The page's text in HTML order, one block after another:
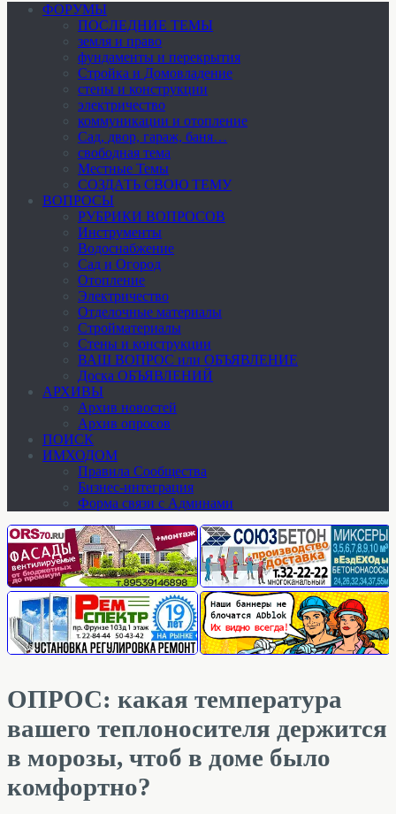
ФОРУМЫ
ПОСЛЕДНИЕ ТЕМЫ
земля и право
фундаменты и перекрытия
Стройка и Домовладение
стены и конструкции
электричество
коммуникации и отопление
Cад, двор, гараж, баня…
свободная тема
Местные Темы
СОЗДАТЬ СВОЮ ТЕМУ
ВОПРОСЫ
РУБРИКИ ВОПРОСОВ
Инструменты
Водоснабжение
Сад и Огород
Отопление
Электричество
Отделочные материалы
Стройматериалы
Стены и конструкции
ВАШ ВОПРОС или ОБЪЯВЛЕНИЕ
Доска ОБЪЯВЛЕНИЙ
АРХИВЫ
Архив новостей
Архив опросов
ПОИСК
ИМХОДОМ
Правила Сообщества
Бизнес-интеграция
Форма связи с Админами
ОПРОС: какая температура
вашего теплоносителя держится
в морозы, чтоб в доме было
комфортно?